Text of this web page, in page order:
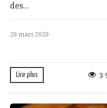
des...
20 mars 2020
Lire plus 3